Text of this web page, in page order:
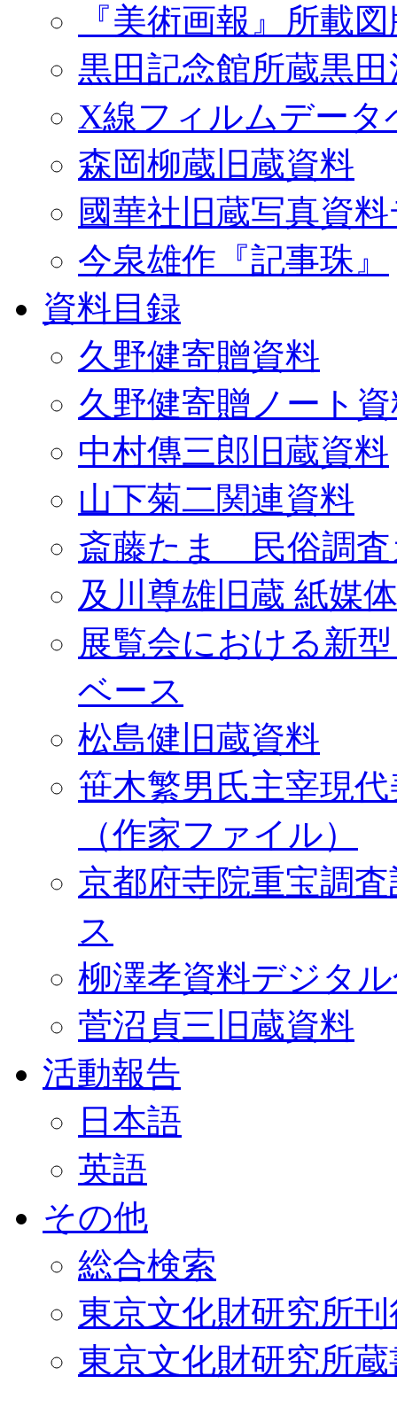
『美術画報』所載
黒田記念館所蔵黒
X線フィルムデータ
森岡柳蔵旧蔵資料
國華社旧蔵写真資
今泉雄作『記事珠』
資料目録
久野健寄贈資料
久野健寄贈ノート
中村傳三郎旧蔵資料
山下菊二関連資料
斎藤たま 民俗調査
及川尊雄旧蔵 紙媒
展覧会における新
ベース
松島健旧蔵資料
笹木繁男氏主宰現
（作家ファイル）
京都府寺院重宝調
ス
柳澤孝資料デジタ
菅沼貞三旧蔵資料
活動報告
日本語
英語
その他
総合検索
東京文化財研究所
東京文化財研究所